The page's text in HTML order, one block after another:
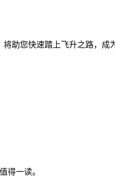
助您快速踏上飞升之路，成
得一读。